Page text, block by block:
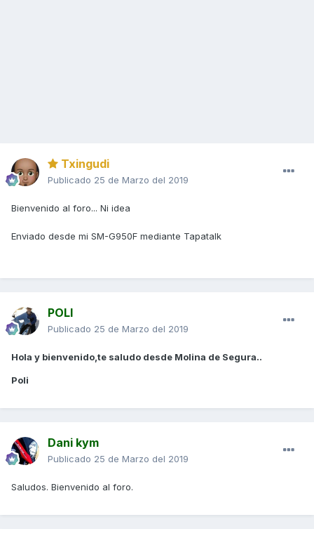
Txingudi
Publicado 25 de Marzo del 2019
Bienvenido al foro... Ni idea
Enviado desde mi SM-G950F mediante Tapatalk
POLI
Publicado 25 de Marzo del 2019
Hola y bienvenido,te saludo desde Molina de Segura..
Poli
Dani kym
Publicado 25 de Marzo del 2019
Saludos. Bienvenido al foro.